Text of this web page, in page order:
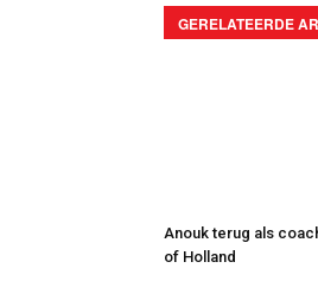
GERELATEERDE
Anouk terug als
of Holland